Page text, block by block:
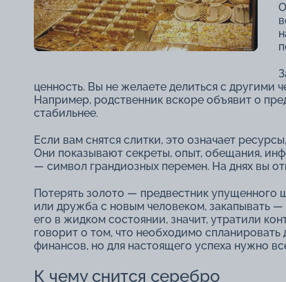
ценность. Вы не желаете делиться с другими
Например, родственник вскоре объявит о
стабильнее.
Если вам снятся слитки, это означает
Они показывают секреты, опыт, обещания,
― символ грандиозных перемен. На днях вы
Потерять золото ― предвестник упущенного
или дружба с новым человеком, закапывать ―
его в жидком состоянии, значит, утратили
говорит о том, что необходимо
финансов, но для настоящего успеха нужно
К чему снится серебро